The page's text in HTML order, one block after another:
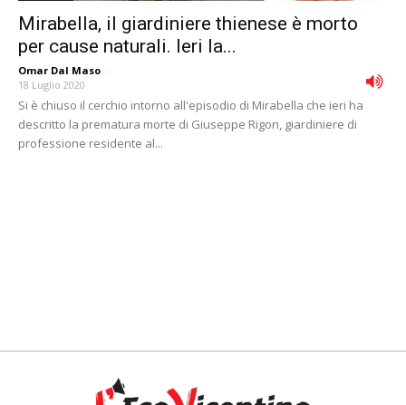
Mirabella, il giardiniere thienese è morto
per cause naturali. Ieri la...
Omar Dal Maso -
18 Luglio 2020
Si è chiuso il cerchio intorno all'episodio di Mirabella che ieri ha
descritto la prematura morte di Giuseppe Rigon, giardiniere di
professione residente al...